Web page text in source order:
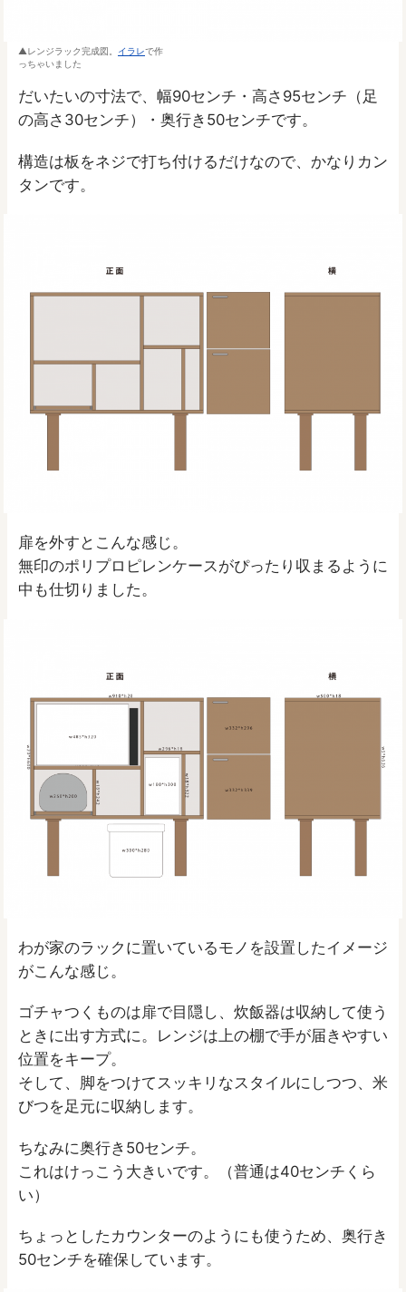
レンジラック完成図。 イラレで作
っちゃいました
だいたいの寸法で、幅90センチ・高さ95センチ（足
の高さ30センチ）・奥行き50センチです。
構造は板をネジで打ち付けるだけなので、かなりカン
タンです。
扉を外すとこんな感じ。
無印のポリプロピレンケースがぴったり収まるように
中も仕切りました。
わが家のラックに置いているモノを設置したイメージ
がこんな感じ。
ゴチャつくものは扉で目隠し、炊飯器は収納して使う
ときに出す方式に。レンジは上の棚で手が届きやすい
位置をキープ。
そして、脚をつけてスッキリなスタイルにしつつ、米
びつを足元に収納します。
ちなみに奥行き50センチ。
これはけっこう大きいです。（普通は40センチくら
い）
ちょっとしたカウンターのようにも使うため、奥行き
50センチを確保しています。